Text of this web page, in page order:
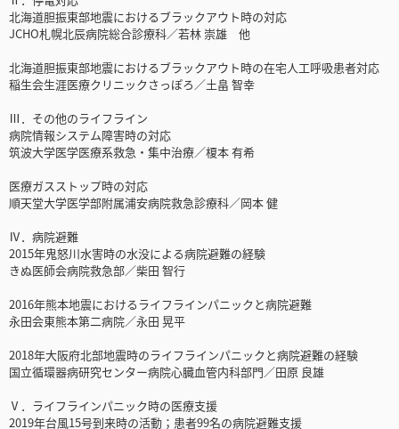
北海道胆振東部地震におけるブラックアウト時の対応
JCHO札幌北辰病院総合診療科／若林 崇雄 他
北海道胆振東部地震におけるブラックアウト時の在宅人工呼吸患者対応
稲生会生涯医療クリニックさっぽろ／土畠 智幸
Ⅲ．その他のライフライン
病院情報システム障害時の対応
筑波大学医学医療系救急・集中治療／榎本 有希
医療ガスストップ時の対応
順天堂大学医学部附属浦安病院救急診療科／岡本 健
Ⅳ．病院避難
2015年鬼怒川水害時の水没による病院避難の経験
きぬ医師会病院救急部／柴田 智行
2016年熊本地震におけるライフラインパニックと病院避難
永田会東熊本第二病院／永田 晃平
2018年大阪府北部地震時のライフラインパニックと病院避難の経験
国立循環器病研究センター病院心臓血管内科部門／田原 良雄
Ⅴ．ライフラインパニック時の医療支援
2019年台風15号到来時の活動；患者99名の病院避難支援